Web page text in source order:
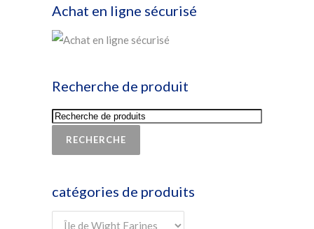
Achat en ligne sécurisé
Recherche de produit
RECHERCHE
catégories de produits